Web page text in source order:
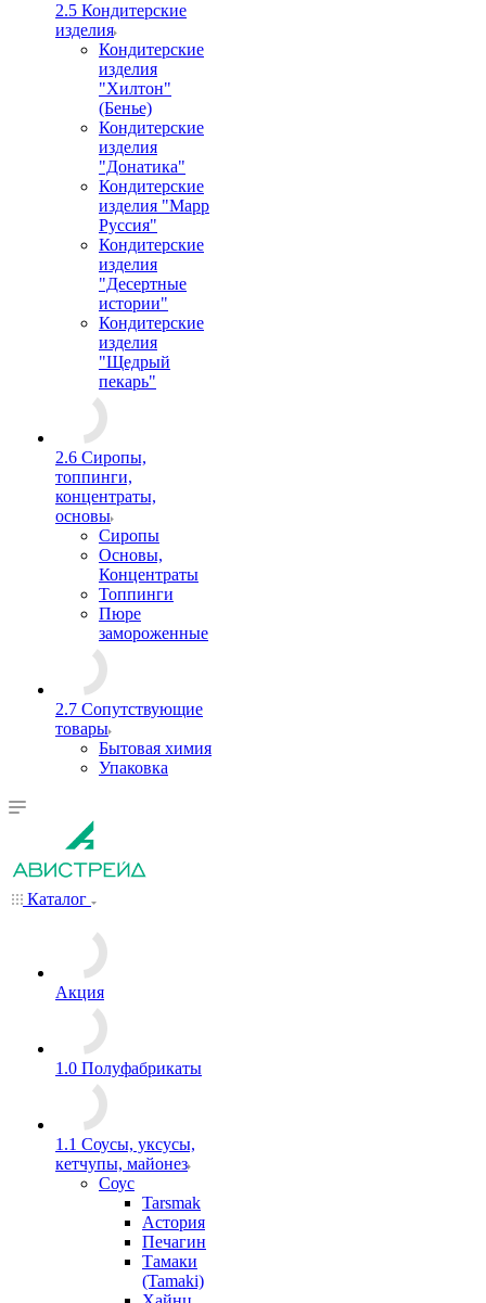
2.5 Кондитерские
изделия
Кондитерские
изделия
"Хилтон"
(Бенье)
Кондитерские
изделия
"Донатика"
Кондитерские
изделия "Марр
Руссия"
Кондитерские
изделия
"Десертные
истории"
Кондитерские
изделия
"Щедрый
пекарь"
2.6 Сиропы,
топпинги,
концентраты,
основы
Сиропы
Основы,
Концентраты
Топпинги
Пюре
замороженные
2.7 Сопутствующие
товары
Бытовая химия
Упаковка
Каталог
Акция
1.0 Полуфабрикаты
1.1 Соусы, уксусы,
кетчупы, майонез
Соус
Tarsmak
Астория
Печагин
Тамаки
(Tamaki)